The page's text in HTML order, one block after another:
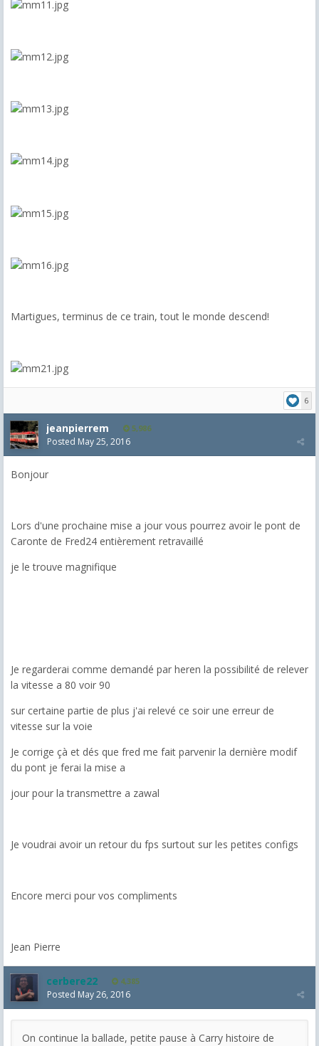
Martigues, terminus de ce train, tout le monde descend!
6
jeanpierrem 5,986
Posted May 25, 2016
Bonjour
Lors d'une prochaine mise a jour vous pourrez avoir le pont de
Caronte de Fred24 entièrement retravaillé
je le trouve magnifique
Je regarderai comme demandé par heren la possibilité de relever
la vitesse a 80 voir 90
sur certaine partie de plus j'ai relevé ce soir une erreur de
vitesse sur la voie
Je corrige çà et dés que fred me fait parvenir la dernière modif
du pont je ferai la mise a
jour pour la transmettre a zawal
Je voudrai avoir un retour du fps surtout sur les petites configs
Encore merci pour vos compliments
Jean Pierre
cerbere22 4,385
Posted May 26, 2016
On continue la ballade, petite pause à Carry histoire de